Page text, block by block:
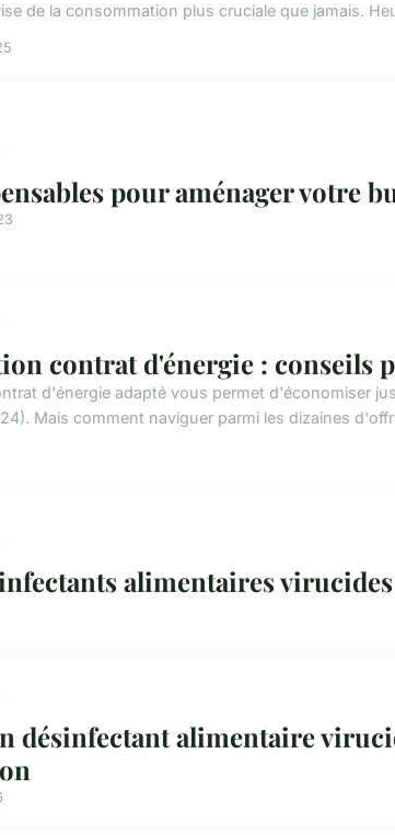
de la consommation plus cruciale que jamais.
pour aménager votre
contrat d'énergie : conseils
d'énergie adapté vous permet d'économiser
Mais comment naviguer parmi les dizaines
alimentaires
désinfectant alimentaire